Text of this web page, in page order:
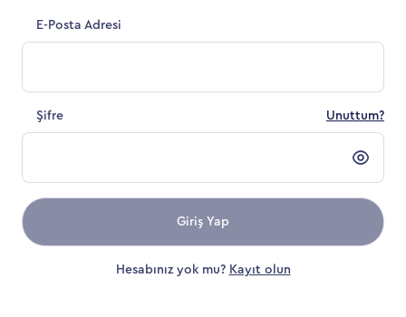
E-Posta Adresi
Şifre Unuttum?
Giriş Yap
Hesabınız yok mu? Kayıt olun